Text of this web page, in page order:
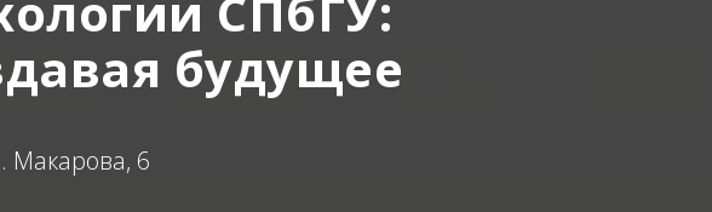
будущее
Макарова, 6